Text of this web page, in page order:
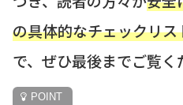
の具体的なチェックリス
で、ぜひ最後までご覧く